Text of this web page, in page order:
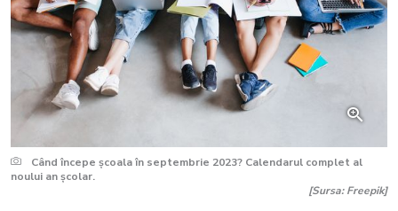
Când începe școala în septembrie 2023? Calendarul complet al
noului an școlar.
[Sursa: Freepik]